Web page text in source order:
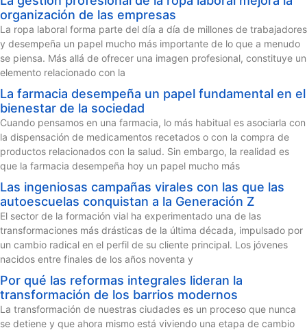
organización de las empresas
La ropa laboral forma parte del día a día de millones de trabajadores
y desempeña un papel mucho más importante de lo que a menudo
se piensa. Más allá de ofrecer una imagen profesional, constituye un
elemento relacionado con la
La farmacia desempeña un papel fundamental en el
bienestar de la sociedad
Cuando pensamos en una farmacia, lo más habitual es asociarla con
la dispensación de medicamentos recetados o con la compra de
productos relacionados con la salud. Sin embargo, la realidad es
que la farmacia desempeña hoy un papel mucho más
Las ingeniosas campañas virales con las que las
autoescuelas conquistan a la Generación Z
El sector de la formación vial ha experimentado una de las
transformaciones más drásticas de la última década, impulsado por
un cambio radical en el perfil de su cliente principal. Los jóvenes
nacidos entre finales de los años noventa y
Por qué las reformas integrales lideran la
transformación de los barrios modernos
La transformación de nuestras ciudades es un proceso que nunca
se detiene y que ahora mismo está viviendo una etapa de cambio